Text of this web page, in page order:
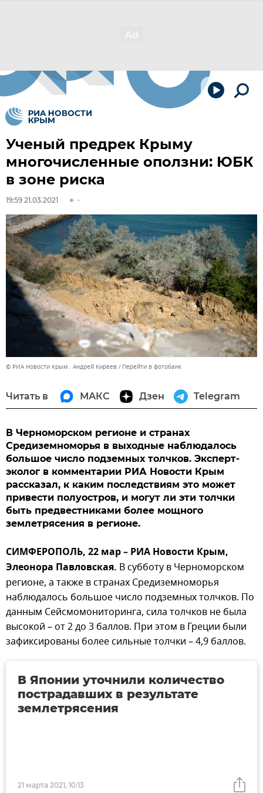
Ученый предрек Крыму
многочисленные оползни: ЮБК
в зоне риска
19:59 21.03.2021
© РИА Новости Крым . Андрей Киреев Перейти в фотобанк
Читать в МАКС Дзен Telegram
В Черноморском регионе и странах
Средиземноморья в выходные наблюдалось
большое число подземных толчков. Эксперт-
эколог в комментарии РИА Новости Крым
рассказал, к каким последствиям это может
привести полуостров, и могут ли эти толчки
быть предвестниками более мощного
землетрясения в регионе.
СИМФЕРОПОЛЬ, 22 мар – РИА Новости Крым,
Элеонора Павловская. В субботу в Черноморском
регионе, а также в странах Средиземноморья
наблюдалось большое число подземных толчков. По
данным Сейсмомониторинга, сила толчков не была
высокой – от 2 до 3 баллов. При этом в Греции были
зафиксированы более сильные толчки – 4,9 баллов.
21 марта 2021, 10:13
В Японии уточнили количество
пострадавших в результате
землетрясения